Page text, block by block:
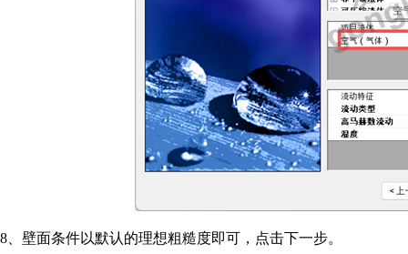
8 、壁面条件以默认的理想粗糙度即可，点击下一步。